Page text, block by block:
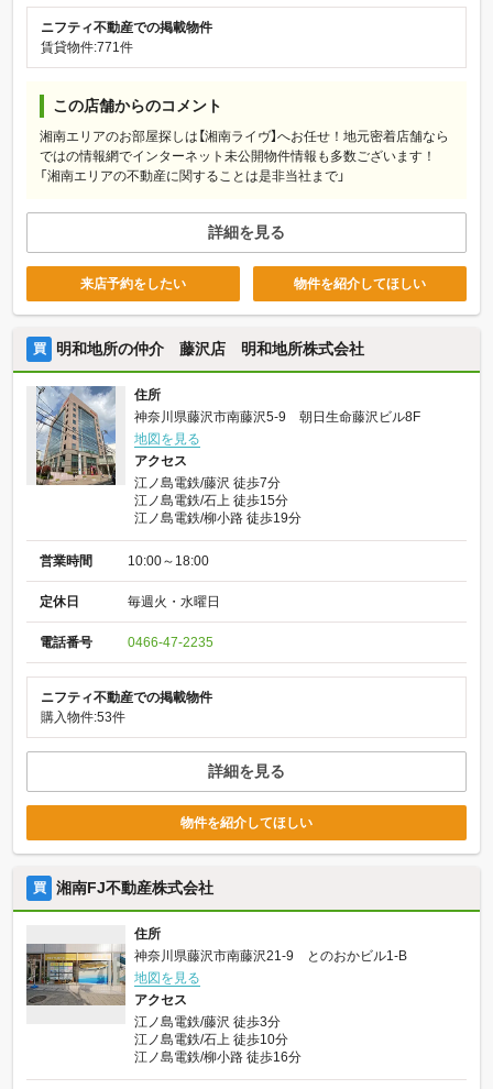
ニフティ不動産での掲載物件
賃貸物件:771件
この店舗からのコメント
湘南エリアのお部屋探しは【湘南ライヴ】へお任せ！地元密着店舗なら
ではの情報網でインターネット未公開物件情報も多数ございます！
「湘南エリアの不動産に関することは是非当社まで」
詳細を見る
来店予約をしたい 物件を紹介してほしい
買 明和地所の仲介 藤沢店 明和地所株式会社
住所
神奈川県藤沢市南藤沢5-9 朝日生命藤沢ビル8F
地図を見る
アクセス
江ノ島電鉄/藤沢 徒歩7分
江ノ島電鉄/石上 徒歩15分
江ノ島電鉄/柳小路 徒歩19分
営業時間 10:00～18:00
定休日 毎週火・水曜日
電話番号 0466-47-2235
ニフティ不動産での掲載物件
購入物件:53件
詳細を見る
物件を紹介してほしい
買 湘南FJ不動産株式会社
住所
神奈川県藤沢市南藤沢21-9 とのおかビル1-B
地図を見る
アクセス
江ノ島電鉄/藤沢 徒歩3分
江ノ島電鉄/石上 徒歩10分
江ノ島電鉄/柳小路 徒歩16分